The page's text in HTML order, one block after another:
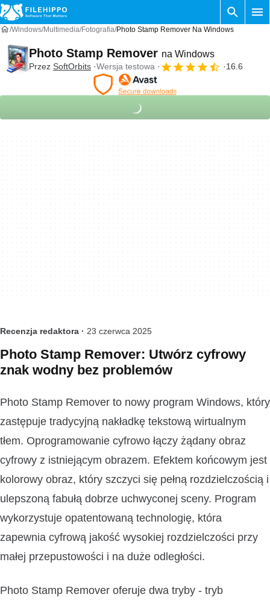
Windows Multimedia Fotografia Photo Stamp Remover Na Windows
Photo Stamp Remover na Windows
Przez SoftOrbits Wersja testowa 16.6
Recenzja redaktora · 23 czerwca 2025
Photo Stamp Remover: Utwórz cyfrowy
znak wodny bez problemów
Photo Stamp Remover to nowy program Windows, który
zastępuje tradycyjną nakładkę tekstową wirtualnym
tłem. Oprogramowanie cyfrowo łączy żądany obraz
cyfrowy z istniejącym obrazem. Efektem końcowym jest
kolorowy obraz, który szczyci się pełną rozdzielczością i
ulepszoną fabułą dobrze uchwyconej sceny. Program
wykorzystuje opatentowaną technologię, która
zapewnia cyfrową jakość wysokiej rozdzielczości przy
małej przepustowości i na duże odległości.
Photo Stamp Remover oferuje dwa tryby - tryb